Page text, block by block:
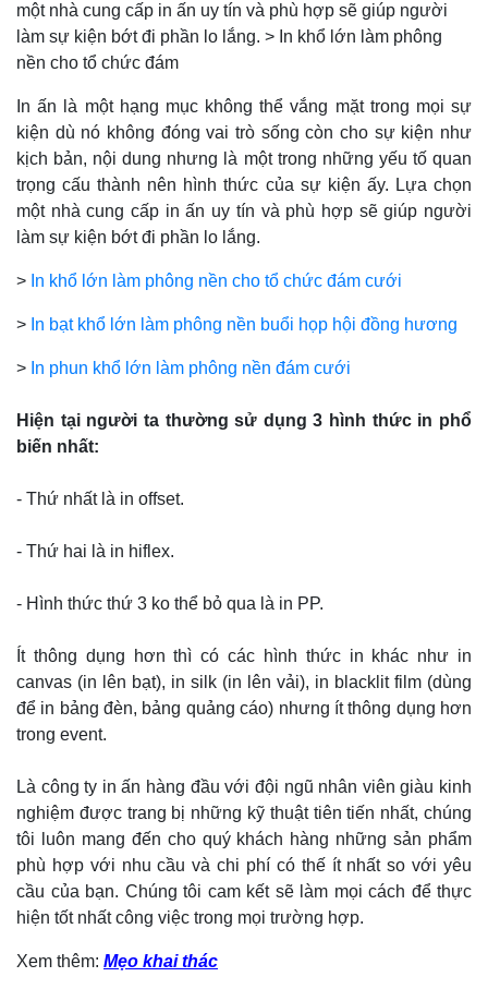
một nhà cung cấp in ấn uy tín và phù hợp sẽ giúp người
làm sự kiện bớt đi phần lo lắng. > In khổ lớn làm phông
nền cho tổ chức đám
In ấn là một hạng mục không thể vắng mặt trong mọi sự
kiện dù nó không đóng vai trò sống còn cho sự kiện như
kịch bản, nội dung nhưng là một trong những yếu tố quan
trọng cấu thành nên hình thức của sự kiện ấy. Lựa chọn
một nhà cung cấp in ấn uy tín và phù hợp sẽ giúp người
làm sự kiện bớt đi phần lo lắng.
> In khổ lớn làm phông nền cho tổ chức đám cưới
> In bạt khổ lớn làm phông nền buổi họp hội đồng hương
> In phun khổ lớn làm phông nền đám cưới
Hiện tại người ta thường sử dụng 3 hình thức in phổ
biến nhất:
- Thứ nhất là in offset.
- Thứ hai là in hiflex.
- Hình thức thứ 3 ko thể bỏ qua là in PP.
Ít thông dụng hơn thì có các hình thức in khác như in
canvas (in lên bạt), in silk (in lên vải), in blacklit film (dùng
để in bảng đèn, bảng quảng cáo) nhưng ít thông dụng hơn
trong event.
Là công ty in ấn hàng đầu với đội ngũ nhân viên giàu kinh
nghiệm được trang bị những kỹ thuật tiên tiến nhất, chúng
tôi luôn mang đến cho quý khách hàng những sản phẩm
phù hợp với nhu cầu và chi phí có thế ít nhất so với yêu
cầu của bạn. Chúng tôi cam kết sẽ làm mọi cách để thực
hiện tốt nhất công việc trong mọi trường hợp.
Xem thêm: Mẹo khai thác